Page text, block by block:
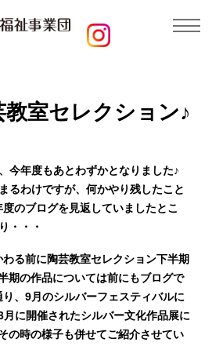
教室セレクション♪
今年度もあとわずかとなりました♪
るわけですが、何かやり残したこと
のブログを見返していましたとこ
・・・
る前に陶芸教室セレクション下半期
の作品については前にもブログで
、9月のシルバーフェスティバルに
に開催されたシルバー文化作品展に
の時の様子も併せてご紹介させてい